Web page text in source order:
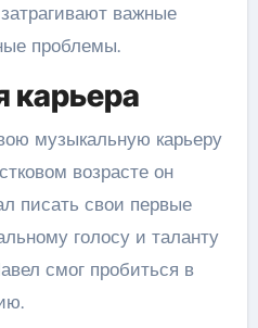
важные
проблемы.
карьера
музыкальную карьеру
возрасте он
писать свои первые
голосу и таланту
смог пробиться в